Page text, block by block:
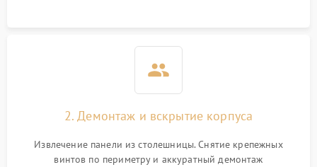
2. Демонтаж и вскрытие корпуса
Извлечение панели из столешницы. Снятие крепежных
винтов по периметру и аккуратный демонтаж